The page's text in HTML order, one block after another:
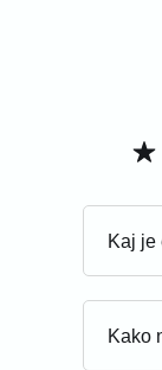
Kaj je
Kako